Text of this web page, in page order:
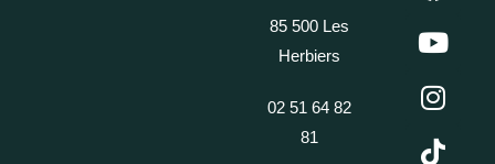
85 500 Les
Herbiers
02 51 64 82
81